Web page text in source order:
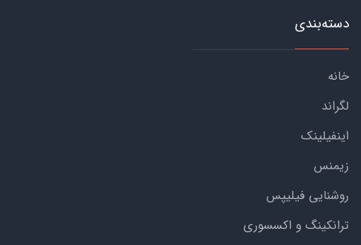
دسته‌بندی
خانه
لگراند
اینفیلینک
زیمنس
روشنایی فیلیپس
ترانکینگ و اکسسوری